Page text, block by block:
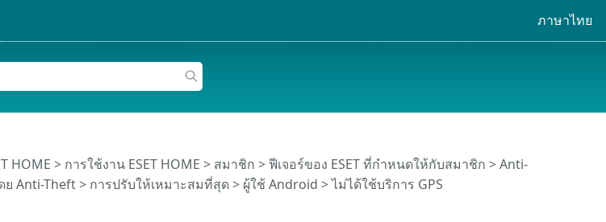
ภาษาไทย
HOME > การใช้งาน ESET HOME > สมาชิก >ฟีเจอร์ของ ESET ที่กำหนดให้กับสมาชิก >Anti-
Anti-Theft> การปรับให้เหมาะสมที่สุด > ผู้ใช้ Android > ไม่ได้ใช้บริการ GPS